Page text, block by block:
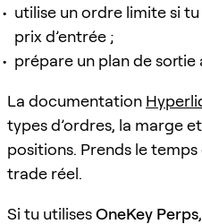
utilise un ordre limite si
prix d’entrée ;
prépare un plan de sortie
La documentation
types d’ordres, la marge
positions. Prends le
trade réel.
Si tu utilisesOneKey Perps